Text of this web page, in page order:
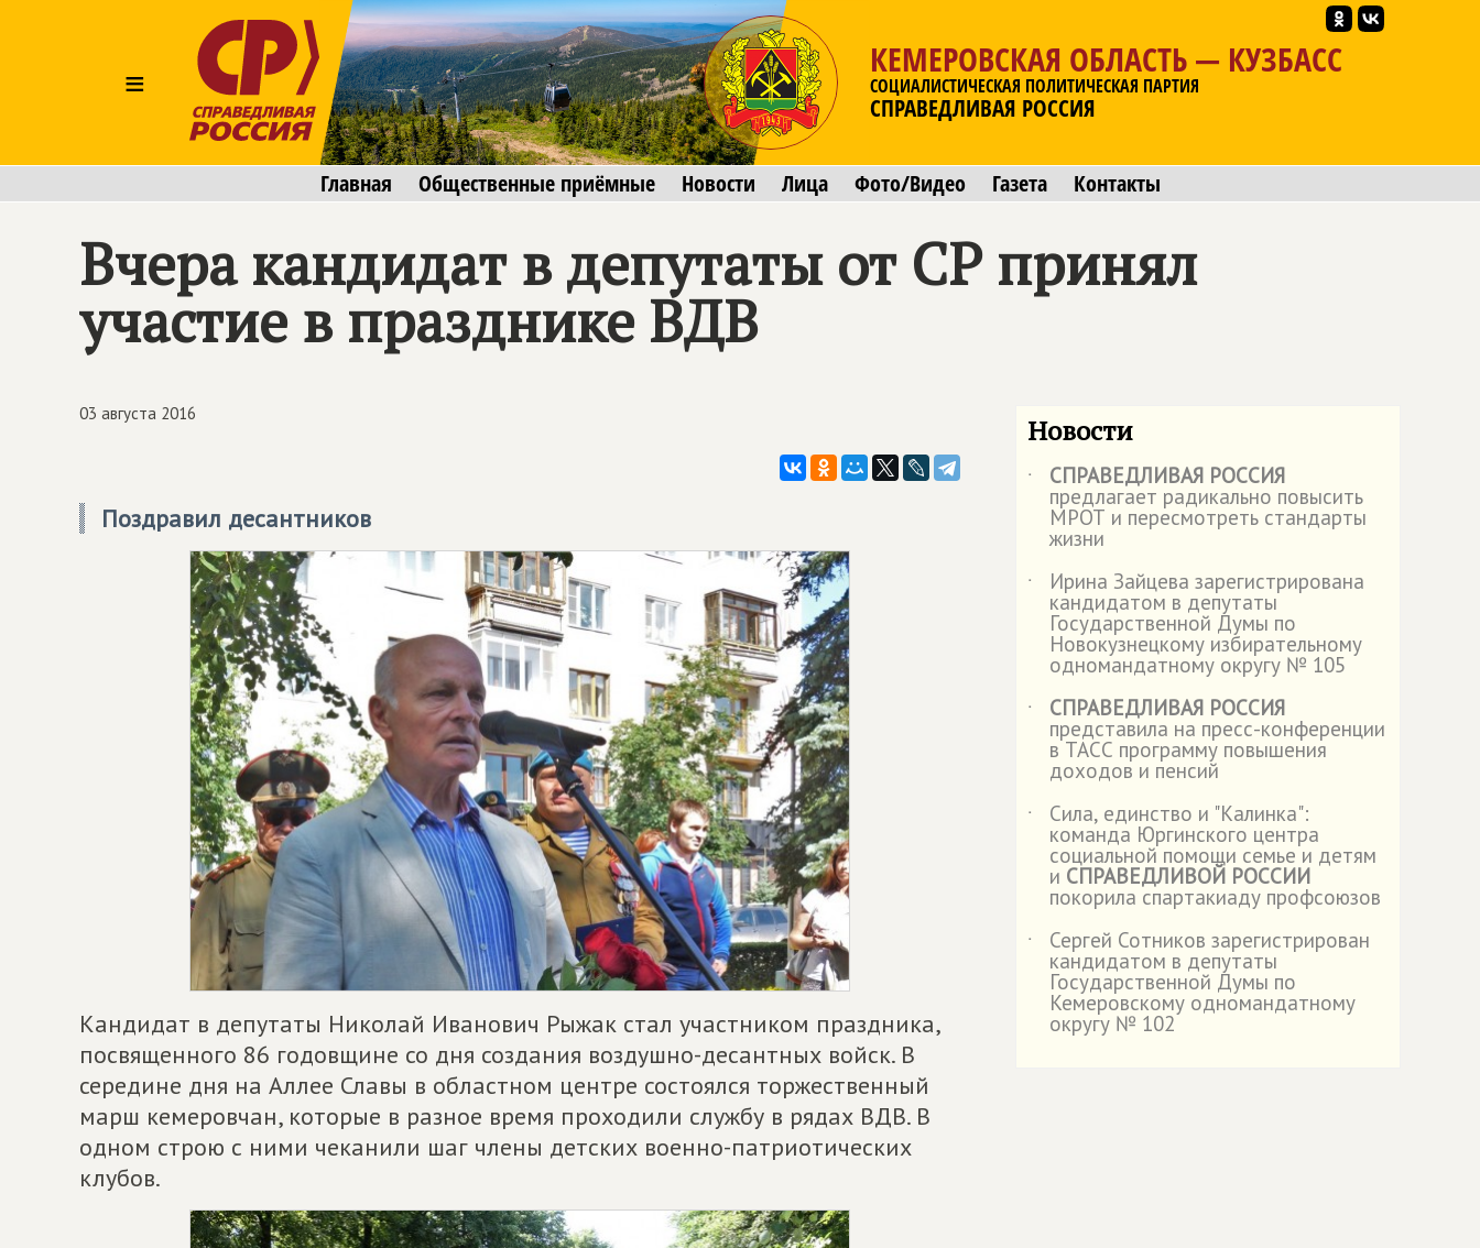
≡
КЕМЕРОВСКАЯ ОБЛАСТЬ — КУЗБАСС
СОЦИАЛИСТИЧЕСКАЯ ПОЛИТИЧЕСКАЯ ПАРТИЯ
СПРАВЕДЛИВАЯ РОССИЯ
Главная Общественные приёмные Новости Лица Фото/Видео Газета Контакты
Вчера кандидат в депутаты от СР принял
участие в празднике ВДВ
03 августа 2016
Поздравил десантников
Кандидат в депутаты Николай Иванович Рыжак стал участником праздника,
посвященного 86 годовщине со дня создания воздушно-десантных войск. В
середине дня на Аллее Славы в областном центре состоялся торжественный
марш кемеровчан, которые в разное время проходили службу в рядах ВДВ. В
одном строю с ними чеканили шаг члены детских военно-патриотических
клубов.
Новости
˙ СПРАВЕДЛИВАЯ РОССИЯ
предлагает радикально повысить
МРОТ и пересмотреть стандарты
жизни
˙
Ирина Зайцева зарегистрирована
кандидатом в депутаты
Государственной Думы по
Новокузнецкому избирательному
одномандатному округу № 105
˙
СПРАВЕДЛИВАЯ РОССИЯ
представила на пресс-конференции
в ТАСС программу повышения
доходов и пенсий
˙
Сила, единство и "Калинка":
команда Юргинского центра
социальной помощи семье и детям
и СПРАВЕДЛИВОЙ РОССИИ
покорила спартакиаду профсоюзов
˙
Сергей Сотников зарегистрирован
кандидатом в депутаты
Государственной Думы по
Кемеровскому одномандатному
округу № 102